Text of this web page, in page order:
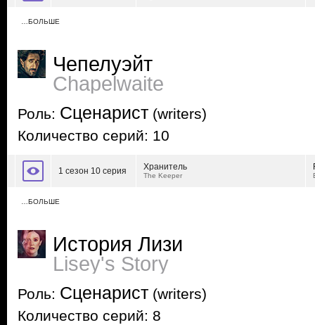
…БОЛЬШЕ
Чепелуэйт
Chapelwaite
Роль: Сценарист (writers)
Количество серий: 10
1 сезон 10 серия Хранитель
The Keeper
…БОЛЬШЕ
История Лизи
Lisey's Story
Роль: Сценарист (writers)
Количество серий: 8